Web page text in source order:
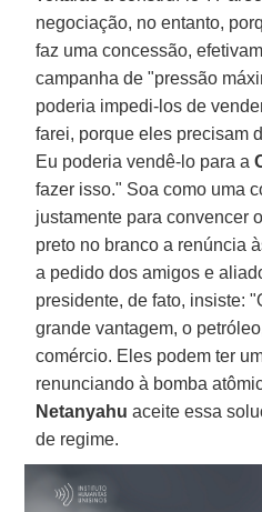
negociação, no entanto,
faz uma concessão,
campanha de "pressão
poderia impedi-los de
farei, porque eles precisam
Eu poderia vendê-lo para a
fazer isso." Soa como uma
justamente para convencer
preto no branco a renúncia
a pedido dos amigos e
presidente, de fato, insiste:
grande vantagem, o
comércio. Eles podem ter
renunciando à bomba
Netanyahu aceite essa
de regime.